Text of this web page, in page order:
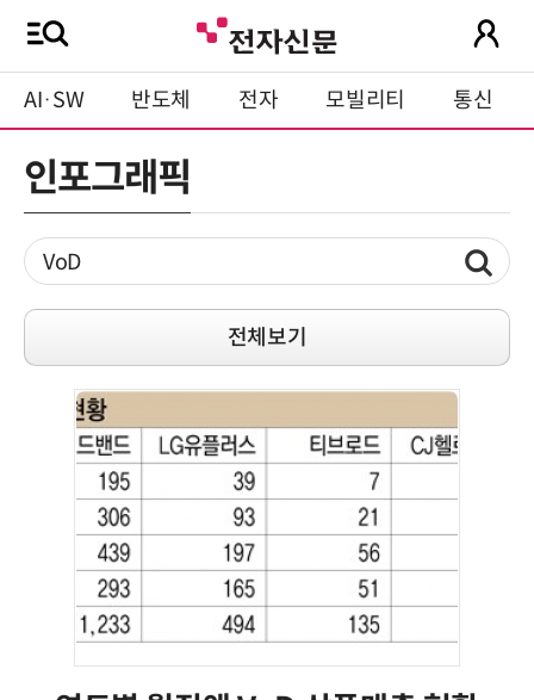
AI·SW 반도체 전자 모빌리티 통신
인포그래픽
전체보기